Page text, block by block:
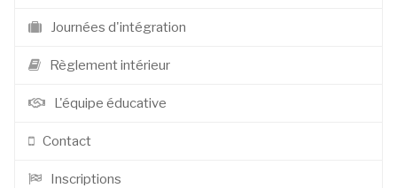
Journées d'intégration
Règlement intérieur
L'équipe éducative
Contact
Inscriptions